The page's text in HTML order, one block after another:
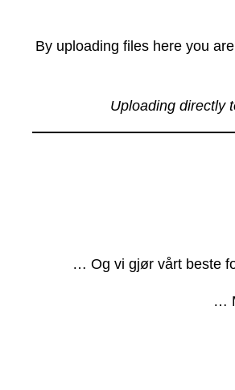
By uploading files here you
Uploading directly
… Og vi gjør vårt beste
…